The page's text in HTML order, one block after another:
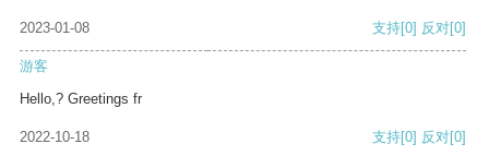
2023-01-08 支持[0] 反对[0]
游客
Hello,? Greetings fr
2022-10-18 支持[0] 反对[0]